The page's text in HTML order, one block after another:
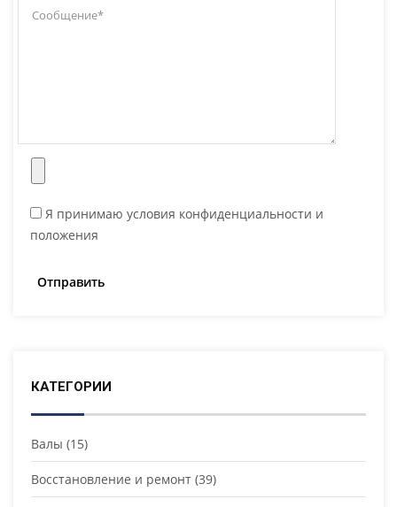
Я принимаю условия конфиденциальности и
положения
КАТЕГОРИИ
Валы (15)
Восстановление и ремонт (39)